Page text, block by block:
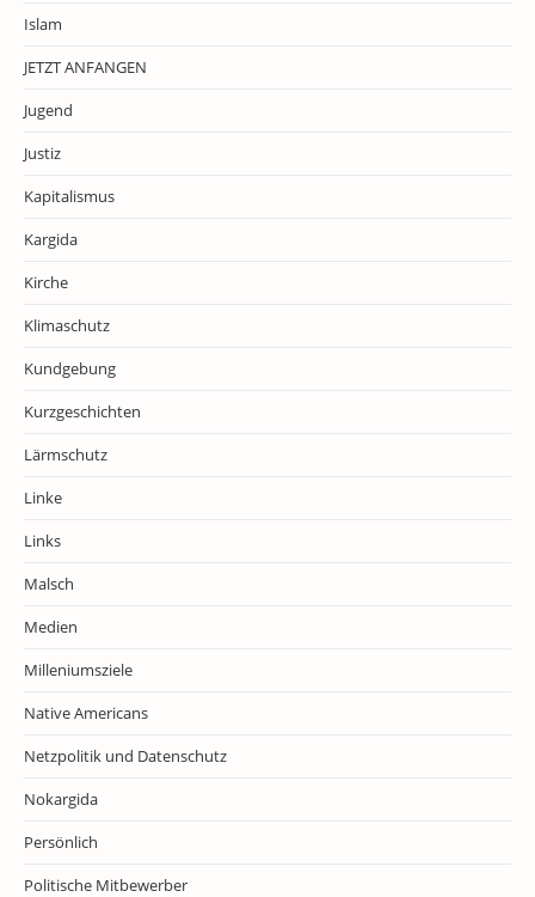
Islam
JETZT ANFANGEN
Jugend
Justiz
Kapitalismus
Kargida
Kirche
Klimaschutz
Kundgebung
Kurzgeschichten
Lärmschutz
Linke
Links
Malsch
Medien
Milleniumsziele
Native Americans
Netzpolitik und Datenschutz
Nokargida
Persönlich
Politische Mitbewerber